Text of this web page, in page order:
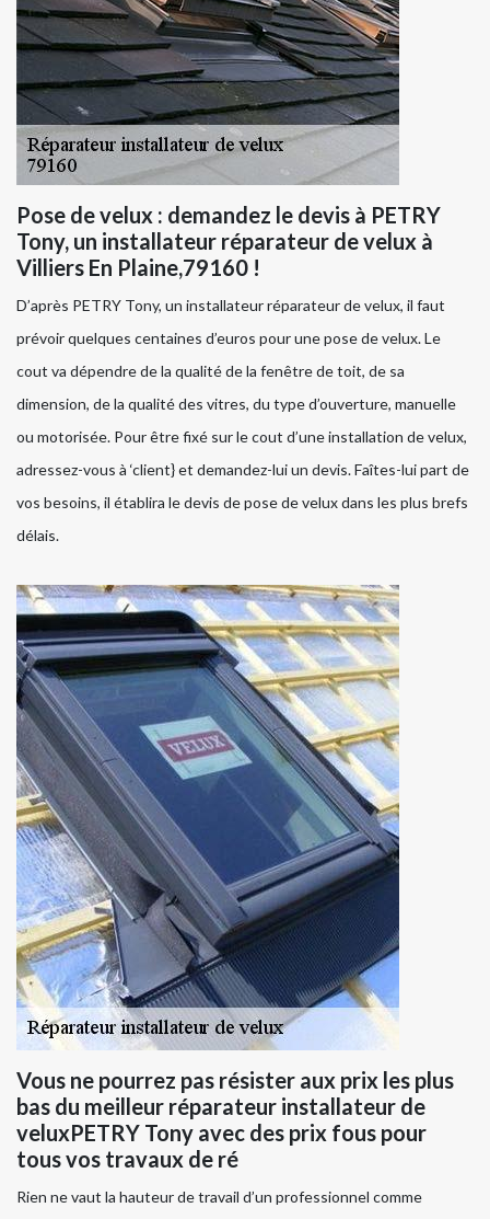
Pose de velux : demandez le devis à PETRY
Tony, un installateur réparateur de velux à
Villiers En Plaine,79160 !
D’après PETRY Tony, un installateur réparateur de velux, il faut
prévoir quelques centaines d’euros pour une pose de velux. Le
cout va dépendre de la qualité de la fenêtre de toit, de sa
dimension, de la qualité des vitres, du type d’ouverture, manuelle
ou motorisée. Pour être fixé sur le cout d’une installation de velux,
adressez-vous à ‘client} et demandez-lui un devis. Faîtes-lui part de
vos besoins, il établira le devis de pose de velux dans les plus brefs
délais.
Vous ne pourrez pas résister aux prix les plus
bas du meilleur réparateur installateur de
veluxPETRY Tony avec des prix fous pour
tous vos travaux de ré
Rien ne vaut la hauteur de travail d’un professionnel comme